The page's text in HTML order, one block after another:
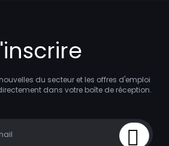
du secteur et les offres d'emploi
dans votre boîte de réception.
Sign Up